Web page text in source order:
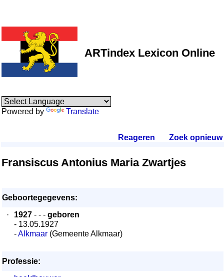
ARTindex Lexicon Online
Powered by Translate
Reageren Zoek opnieuw.
Fransiscus Antonius Maria Zwartjes
Geboortegegevens:
·
1927 - - - geboren
- 13.05.1927
-Alkmaar (Gemeente Alkmaar)
Professie: